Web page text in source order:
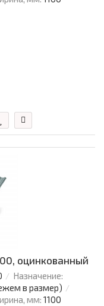
оцинкованный
Назначение:
в размер)
мм: 1100